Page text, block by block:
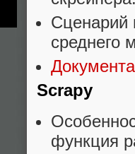
Сценарий
среднего
Scrapy
функция